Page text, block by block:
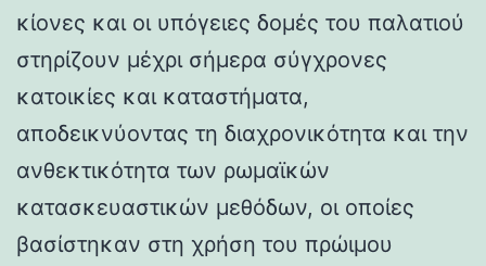
κίονες και οι υπόγειες δομές του παλατιού
στηρίζουν μέχρι σήμερα σύγχρονες
κατοικίες και καταστήματα,
αποδεικνύοντας τη διαχρονικότητα και την
ανθεκτικότητα των ρωμαϊκών
κατασκευαστικών μεθόδων, οι οποίες
βασίστηκαν στη χρήση του πρώιμου